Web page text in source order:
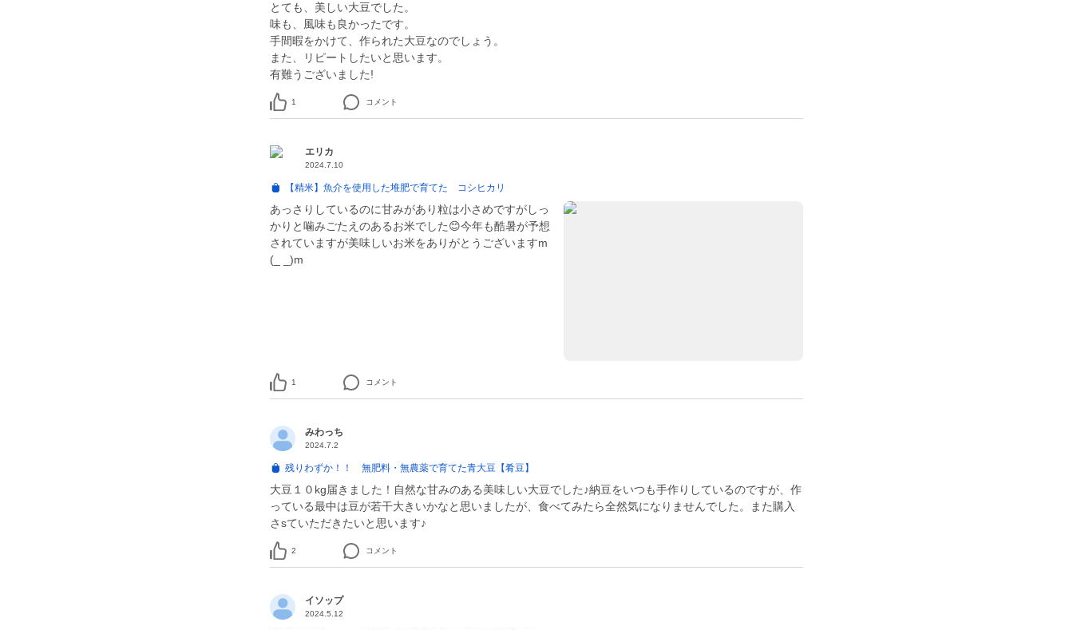
とても、美しい大豆でした。
味も、風味も良かったです。
手間暇をかけて、作られた大豆なのでしょう。
また、リピートしたいと思います。
有難うございました!
1 コメント
エリカ
2024.7.10
【精米】魚介を使用した堆肥で育てた コシヒカリ
あっさりしているのに甘みがあり粒は小さめですがしっ
かりと噛みごたえのあるお米でした😊今年も酷暑が予想
されていますが美味しいお米をありがとうございますm
(_ _)m
1 コメント
みわっち
2024.7.2
残りわずか！！ 無肥料・無農薬で育てた青大豆【肴豆】
大豆１０kg届きました！自然な甘みのある美味しい大豆でした♪納豆をいつも手作りしているのですが、作
っている最中は豆が若干大きいかなと思いましたが、食べてみたら全然気になりませんでした。また購入
さsていただきたいと思います♪
2 コメント
イソップ
2024.5.12